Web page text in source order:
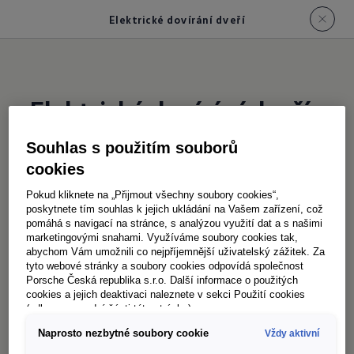
Elektrické dovírání dveří
Elektrické dovírání dveří
Volitelná elektrická funkce dovírání dveří vám
přinese extra pohodlí každý den. Stačí lehce
přivřít dveře – a systém je automaticky
bezpečně zavře. Obzvlášť praktické u
zavazadlového prostoru.
Souhlas s použitím souborů
cookies
Pokud kliknete na „Přijmout všechny soubory cookies“,
poskytnete tím souhlas k jejich ukládání na Vašem zařízení, což
pomáhá s navigací na stránce, s analýzou využití dat a s našimi
marketingovými snahami. Využíváme soubory cookies tak,
abychom Vám umožnili co nejpříjemnější uživatelský zážitek. Za
tyto webové stránky a soubory cookies odpovídá společnost
Porsche Česká republika s.r.o. Další informace o použitých
cookies a jejich deaktivaci naleznete v sekci Použití cookies
(odkaz ve spodní části této stránky).
Naprosto nezbytné soubory cookie Vždy aktivní